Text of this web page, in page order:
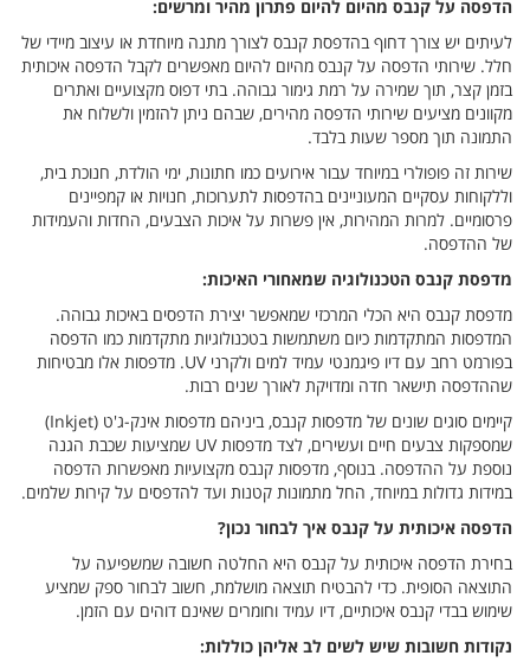
הדפסה על קנבס מהיום להיום פתרון מהיר ומרשים:
לעיתים יש צורך דחוף בהדפסת קנבס לצורך מתנה מיוחדת או עיצוב מיידי של
חלל. שירותי הדפסה על קנבס מהיום להיום מאפשרים לקבל הדפסה איכותית
בזמן קצר, תוך שמירה על רמת גימור גבוהה. בתי דפוס מקצועיים ואתרים
מקוונים מציעים שירותי הדפסה מהירים, שבהם ניתן להזמין ולשלוח את
התמונה תוך מספר שעות בלבד.
שירות זה פופולרי במיוחד עבור אירועים כמו חתונות, ימי הולדת, חנוכת בית,
וללקוחות עסקיים המעוניינים בהדפסות לתערוכות, חנויות או קמפיינים
פרסומיים. למרות המהירות, אין פשרות על איכות הצבעים, החדות והעמידות
של ההדפסה.
מדפסת קנבס הטכנולוגיה שמאחורי האיכות:
מדפסת קנבס היא הכלי המרכזי שמאפשר יצירת הדפסים באיכות גבוהה.
המדפסות המתקדמות כיום משתמשות בטכנולוגיות מתקדמות כמו הדפסה
בפורמט רחב עם דיו פיגמנטי עמיד למים ולקרני UV. מדפסות אלו מבטיחות
שההדפסה תישאר חדה ומדויקת לאורך שנים רבות.
קיימים סוגים שונים של מדפסות קנבס, ביניהם מדפסות אינק-ג'ט (Inkjet)
שמספקות צבעים חיים ועשירים, לצד מדפסות UV שמציעות שכבת הגנה
נוספת על ההדפסה. בנוסף, מדפסות קנבס מקצועיות מאפשרות הדפסה
במידות גדולות במיוחד, החל מתמונות קטנות ועד להדפסים על קירות שלמים.
הדפסה איכותית על קנבס איך לבחור נכון?
בחירת הדפסה איכותית על קנבס היא החלטה חשובה שמשפיעה על
התוצאה הסופית. כדי להבטיח תוצאה מושלמת, חשוב לבחור ספק שמציע
שימוש בבדי קנבס איכותיים, דיו עמיד וחומרים שאינם דוהים עם הזמן.
נקודות חשובות שיש לשים לב אליהן כוללות: